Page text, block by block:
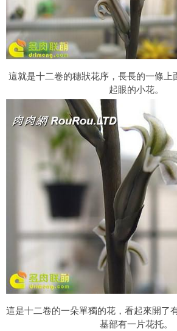
這就是十二卷的穗狀花序，長長的一條上
起眼的小花。
這是十二卷的一朵單獨的花，看起來開
基部有一片花托。